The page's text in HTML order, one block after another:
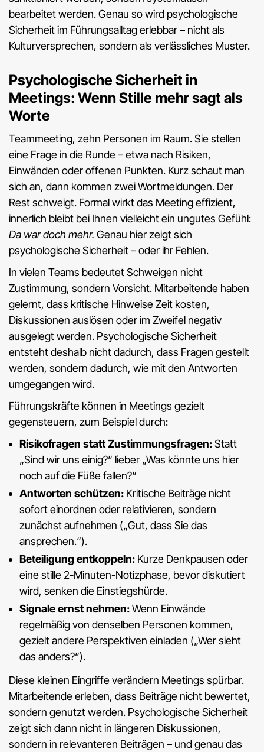
bearbeitet werden. Genau so wird psychologische
Sicherheit im Führungsalltag erlebbar – nicht als
Kulturversprechen, sondern als verlässliches Muster.
Psychologische Sicherheit in
Meetings: Wenn Stille mehr sagt als
Worte
Teammeeting, zehn Personen im Raum. Sie stellen
eine Frage in die Runde – etwa nach Risiken,
Einwänden oder offenen Punkten. Kurz schaut man
sich an, dann kommen zwei Wortmeldungen. Der
Rest schweigt. Formal wirkt das Meeting effizient,
innerlich bleibt bei Ihnen vielleicht ein ungutes Gefühl:
Da war doch mehr. Genau hier zeigt sich
psychologische Sicherheit – oder ihr Fehlen.
In vielen Teams bedeutet Schweigen nicht
Zustimmung, sondern Vorsicht. Mitarbeitende haben
gelernt, dass kritische Hinweise Zeit kosten,
Diskussionen auslösen oder im Zweifel negativ
ausgelegt werden. Psychologische Sicherheit
entsteht deshalb nicht dadurch, dass Fragen gestellt
werden, sondern dadurch, wie mit den Antworten
umgegangen wird.
Führungskräfte können in Meetings gezielt
gegensteuern, zum Beispiel durch:
Risikofragen statt Zustimmungsfragen:Statt
„Sind wir uns einig?“ lieber „Was könnte uns hier
noch auf die Füße fallen?“
Antworten schützen: Kritische Beiträge nicht
sofort einordnen oder relativieren, sondern
zunächst aufnehmen („Gut, dass Sie das
ansprechen.“).
Beteiligung entkoppeln: Kurze Denkpausen oder
eine stille 2-Minuten-Notizphase, bevor diskutiert
wird, senken die Einstiegshürde.
Signale ernst nehmen:Wenn Einwände
regelmäßig von denselben Personen kommen,
gezielt andere Perspektiven einladen („Wer sieht
das anders?“).
Diese kleinen Eingriffe verändern Meetings spürbar.
Mitarbeitende erleben, dass Beiträge nicht bewertet,
sondern genutzt werden. Psychologische Sicherheit
zeigt sich dann nicht in längeren Diskussionen,
sondern in relevanteren Beiträgen – und genau das